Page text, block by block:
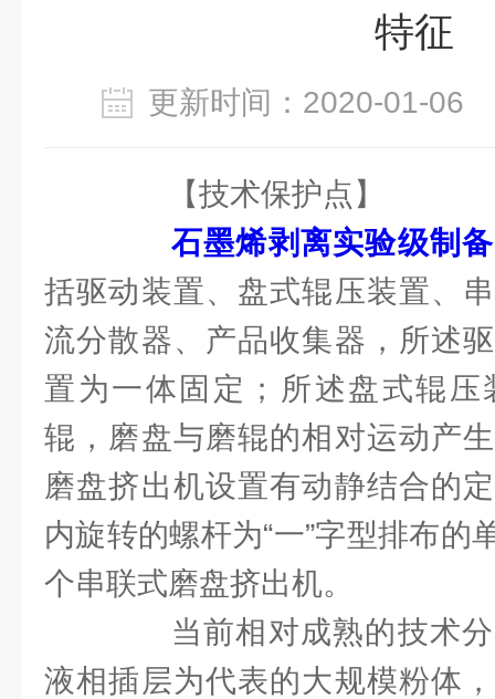
特征
更新时间：2020-01-
【技术保护点】
石墨烯剥离实验级制
括驱动装置、盘式辊压装置、
流分散器、产品收集器，所述
置为一体固定；所述盘式辊
辊，磨盘与磨辊的相对运动产
磨盘挤出机设置有动静结合的
内旋转的螺杆为“一”字型排布的
个串联式磨盘挤出机。
当前相对成熟的技术分
液相插层为代表的大规模粉体